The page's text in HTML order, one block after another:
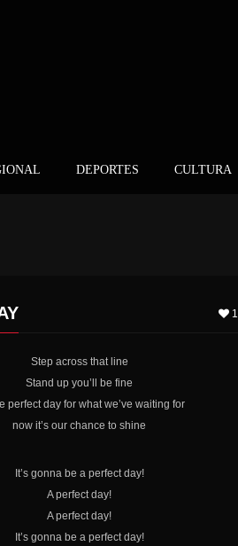
DEPORTES CULTURA
1
Step across that line
Stand up you’ll be fine
perfect day for what we’ve waiting for
now it’s our chance to shine
It’s gonna be a perfect day!
A perfect day!
A perfect day!
It’s gonna be a perfect day!